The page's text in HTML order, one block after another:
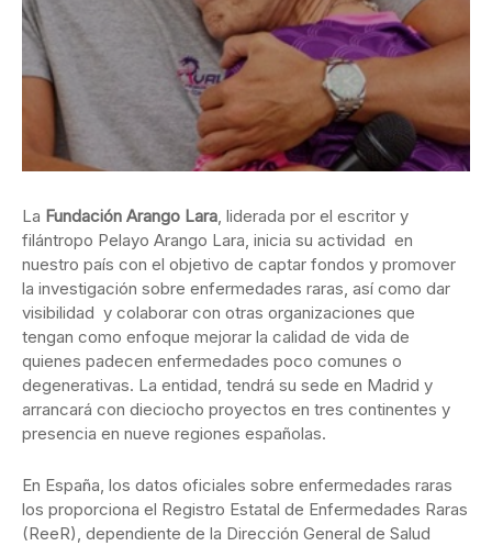
La Fundación Arango Lara, liderada por el escritor y
filántropo Pelayo Arango Lara, inicia su actividad en
nuestro país con el objetivo de captar fondos y promover
la investigación sobre enfermedades raras, así como dar
visibilidad y colaborar con otras organizaciones que
tengan como enfoque mejorar la calidad de vida de
quienes padecen enfermedades poco comunes o
degenerativas. La entidad, tendrá su sede en Madrid y
arrancará con dieciocho proyectos en tres continentes y
presencia en nueve regiones españolas.
En España, los datos oficiales sobre enfermedades raras
los proporciona el Registro Estatal de Enfermedades Raras
(ReeR), dependiente de la Dirección General de Salud